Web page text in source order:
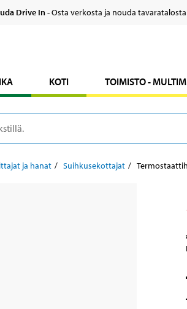
Drive In- Osta verkosta ja nouda
KOTI TOIMISTO -
ja hanat Suihkusekottajat